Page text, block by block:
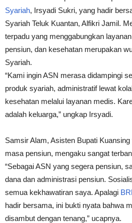
Syariah, Irsyadi Sukri, yang hadir
Syariah Teluk Kuantan, Alfikri Jamil.
terpadu yang menggabungkan
pensiun, dan kesehatan merupakan
Syariah.
“Kami ingin ASN merasa didampingi
produk syariah, administratif lewat
kesehatan melalui layanan medis.
adalah keluarga,” ungkap Irsyadi.
Samsir Alam, Asisten Bupati
masa pensiun, mengaku sangat
“Sebagai ASN yang segera pensiun,
dana dan administrasi pensiun.
semua kekhawatiran saya. Apalagi
hadir bersama, ini bukti nyata bahwa
disambut dengan tenang,” ucapnya.